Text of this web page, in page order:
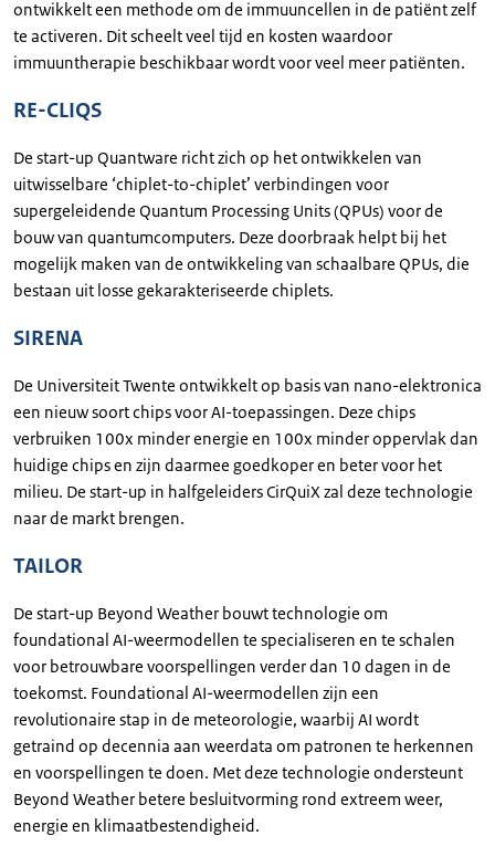
ontwikkelt een methode om de immuuncellen in de patiënt zelf
te activeren. Dit scheelt veel tijd en kosten waardoor
immuuntherapie beschikbaar wordt voor veel meer patiënten.
RE-CLIQS
De start-up Quantware richt zich op het ontwikkelen van
uitwisselbare ‘chiplet-to-chiplet’ verbindingen voor
supergeleidende Quantum Processing Units (QPUs) voor de
bouw van quantumcomputers. Deze doorbraak helpt bij het
mogelijk maken van de ontwikkeling van schaalbare QPUs, die
bestaan uit losse gekarakteriseerde chiplets.
SIRENA
De Universiteit Twente ontwikkelt op basis van nano-elektronica
een nieuw soort chips voor AI-toepassingen. Deze chips
verbruiken 100x minder energie en 100x minder oppervlak dan
huidige chips en zijn daarmee goedkoper en beter voor het
milieu. De start-up in halfgeleiders CirQuiX zal deze technologie
naar de markt brengen.
TAILOR
De start-up Beyond Weather bouwt technologie om
foundational AI-weermodellen te specialiseren en te schalen
voor betrouwbare voorspellingen verder dan 10 dagen in de
toekomst. Foundational AI-weermodellen zijn een
revolutionaire stap in de meteorologie, waarbij AI wordt
getraind op decennia aan weerdata om patronen te herkennen
en voorspellingen te doen. Met deze technologie ondersteunt
Beyond Weather betere besluitvorming rond extreem weer,
energie en klimaatbestendigheid.